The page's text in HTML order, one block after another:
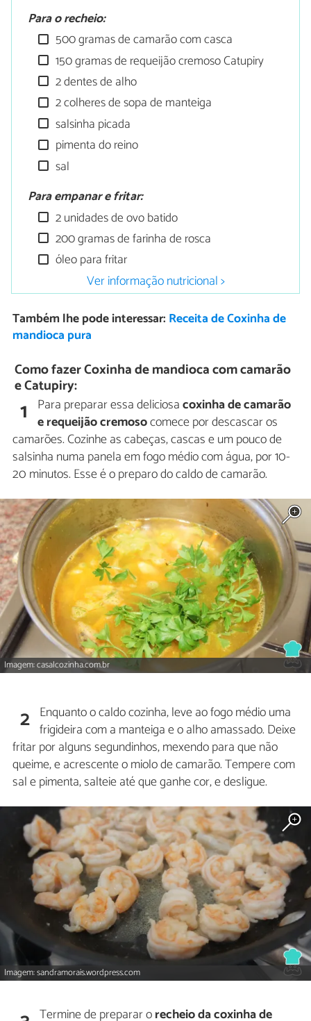
Para o recheio:
500 gramas de camarão com casca
150 gramas de requeijão cremoso Catupiry
2 dentes de alho
2 colheres de sopa de manteiga
salsinha picada
pimenta do reino
sal
Para empanar e fritar:
2 unidades de ovo batido
200 gramas de farinha de rosca
óleo para fritar
Ver informação nutricional >
Também lhe pode interessar: Receita de Coxinha de
mandioca pura
Como fazer Coxinha de mandioca com camarão
e Catupiry:
1 Para preparar essa deliciosacoxinha de camarão
e requeijão cremosocomece por descascar os
camarões. Cozinhe as cabeças, cascas e um pouco de
salsinha numa panela em fogo médio com água, por 10-
20 minutos. Esse é o preparo do caldo de camarão.
Imagem: casalcozinha.com.br
2 Enquanto o caldo cozinha, leve ao fogo médio uma
frigideira com a manteiga e o alho amassado. Deixe
fritar por alguns segundinhos, mexendo para que não
queime, e acrescente o miolo de camarão. Tempere com
sal e pimenta, salteie até que ganhe cor, e desligue.
Imagem: sandramorais.wordpress.com
Termine de preparar orecheio da coxinha de